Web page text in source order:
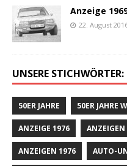
Anzeige
22. August
UNSERE STICHWÖRTER:
50ER JAHRE 50ER JAHRE
ANZEIGE 1976
ANZEIGEN 1976 AUTO-